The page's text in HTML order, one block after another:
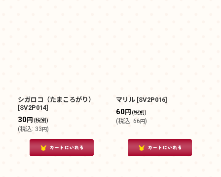
シガロコ（たまころがり）
[SV2P014]
30円 (税別)
(税込: 33円)
マリル [SV2P016]
60円 (税別)
(税込: 66円)